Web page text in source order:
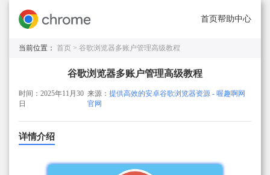
首页帮助中心
当前位置： 首页 > 谷歌浏览器多账户管理高级教程
谷歌浏览器多账户管理高级教程
时间：2025年11月30
日
来源：提供高效的安卓谷歌浏览器资源 - 喔趣啊网
官网
详情介绍